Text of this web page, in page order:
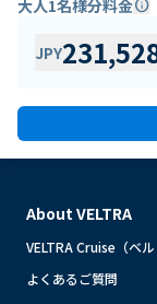
大人1名様分料金info
JPY
About VELTRA
VELTRA Cruise（ベ
よくあるご質問